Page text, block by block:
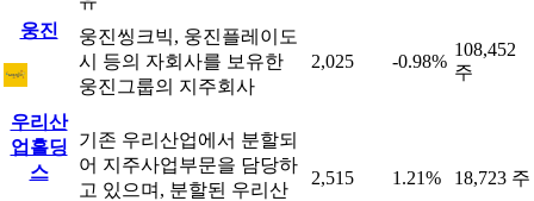
웅진
웅진씽크빅, 웅진플레이도
시 등의 자회사를 보유한
웅진그룹의 지주회사
2,025 -0.98%
108,452
주
우리산
업홀딩
스
기존 우리산업에서 분할되
어 지주사업부문을 담당하
고 있으며, 분할된 우리산
2,515 1.21% 18,723 주